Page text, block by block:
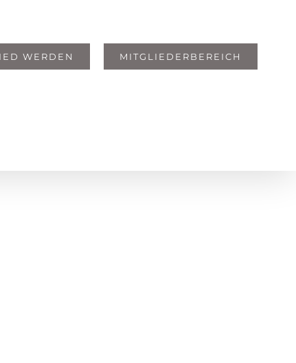
WERDEN MITGLIEDERBEREICH